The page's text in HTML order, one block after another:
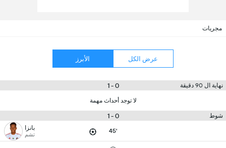
مجريات
عرض الكل الأبرز
نهاية ال 90 دقيقة 0 - 1
لا توجد أحداث مهمة
شوط 0 - 1
45' بانزا
تشم